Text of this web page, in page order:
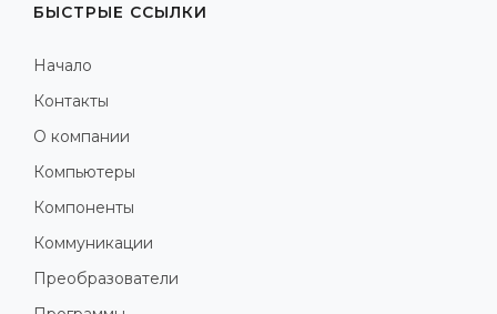
БЫСТРЫЕ ССЫЛКИ
Начало
Контакты
О компании
Компьютеры
Компоненты
Коммуникации
Преобразователи